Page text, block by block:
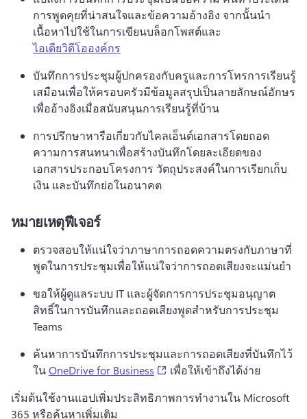
การพูดคุยที่น่าสนใจและข้อความอ้างอิง จากนั้นนำ
เนื้อหาไปใช้ในการเขียนบล็อกโพสต์และ
ไอเดียวิดีโอองค์กร
บันทึกการประชุมผู้ปกครองกับครูและการโทรการเรียนรู้
เสมือนเพื่อให้ครอบครัวมีข้อมูลสรุปเป็นลายลักษณ์อักษร
เพื่ออ้างอิงเมื่อสนับสนุนการเรียนรู้ที่บ้าน
การปรึกษาหารือเกี่ยวกับไคลเอ็นต์เอกสารโดยถอด
ความการสนทนาเพื่อสร้างบันทึกโดยละเอียดของ
เอกสารประกอบโครงการ วัตถุประสงค์ในการเรียกเก็บ
เงิน และบันทึกย่อในอนาคต
หมายเหตุฟีเจอร์
ตรวจสอบให้แน่ใจว่าภาษาการถอดความตรงกับภาษาที่
พูดในการประชุมเพื่อให้แน่ใจว่าการถอดเสียงจะแม่นยํา
ขอให้ผู้ดูแลระบบ IT และผู้จัดการการประชุมอนุญาต
สิทธิ์ในการบันทึกและถอดเสียงพูดสำหรับการประชุม
Teams
ค้นหาการบันทึกการประชุมและการถอดเสียงที่บันทึกไว้
ใน OneDrive for Business (opens in a new tab)
เพื่อให้เข้าถึงได้ง่าย
เริ่มต้นใช้งานแอปเพิ่มประสิทธิภาพการทํางานใน Microsoft
365 หรือค้นหาเพิ่มเติม